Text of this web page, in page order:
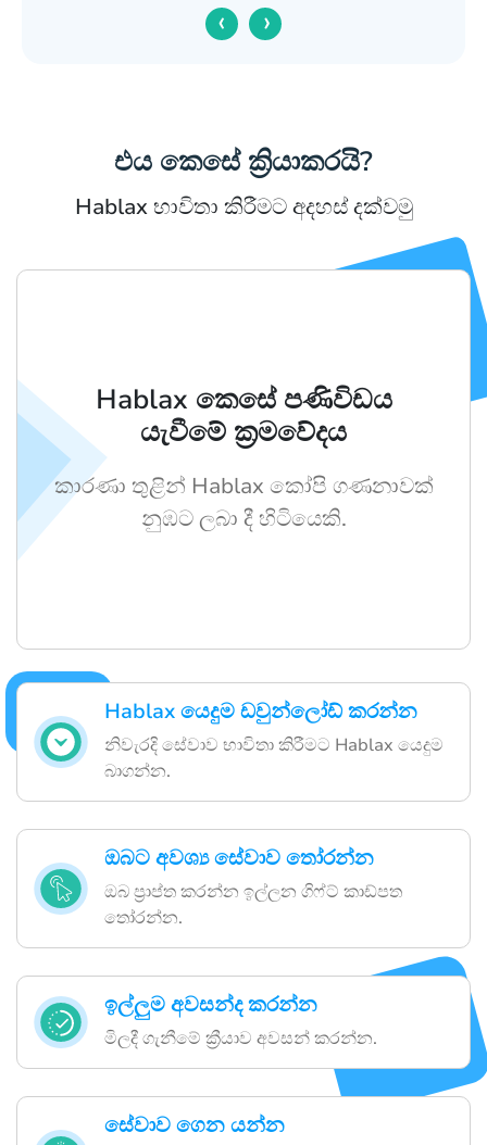
‹ ›
එය කෙසේ ක්‍රියාකරයි?
Hablax භාවිතා කිරීමට අදහස් දක්වමු
Hablax යෙදුම ඩවුන්ලෝඩ් කරන්න
නිවැරදි සේවාව භාවිතා කිරීමට Hablax යෙදුම
බාගන්න.
ඔබට අවශ්‍ය සේවාව තෝරන්න
ඔබ ප්‍රාප්ත කරන්න ඉල්ලන ගිෆ්ට් කාඩ්පත
තෝරන්න.
ඉල්ලුම අවසන්ද කරන්න
මිලදී ගැනීමේ ක්‍රීයාව අවසන් කරන්න.
සේවාව ගෙන යන්න
Hablax කෙසේ පණිවිඩය
යැවීමේ ක්‍රමවේදය
කාරණා තුළින් Hablax කෝපි ගණනාවක්
නුඹට ලබා දී හිටියෙකි.